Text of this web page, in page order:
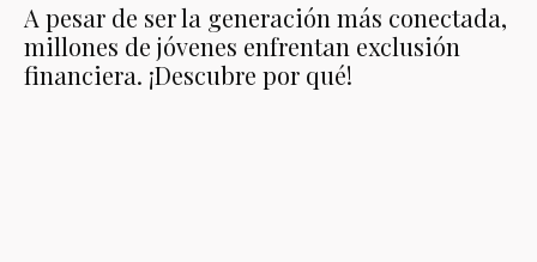
A pesar de ser la generación más conectada,
millones de jóvenes enfrentan exclusión
financiera. ¡Descubre por qué!